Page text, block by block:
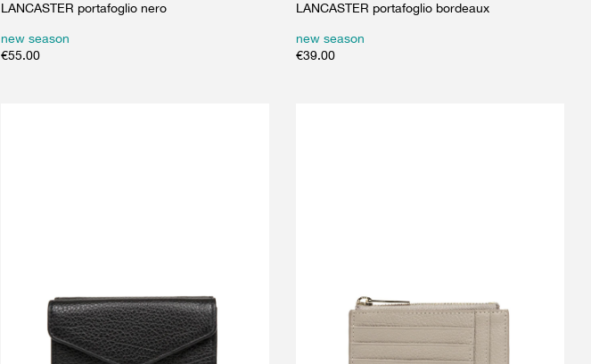
LANCASTER portafoglio nero
new season
€55.00
LANCASTER portafoglio bordeaux
new season
€39.00